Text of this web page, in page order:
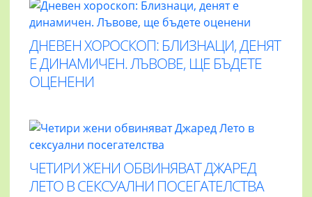
ДНЕВЕН ХОРОСКОП: БЛИЗНАЦИ, ДЕНЯТ
Е ДИНАМИЧЕН. ЛЪВОВЕ, ЩЕ БЪДЕТЕ
ОЦЕНЕНИ
ЧЕТИРИ ЖЕНИ ОБВИНЯВАТ ДЖАРЕД
ЛЕТО В СЕКСУАЛНИ ПОСЕГАТЕЛСТВА